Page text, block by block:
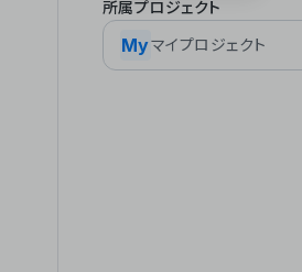
所属プロジェクト
Myマイプロジェクト